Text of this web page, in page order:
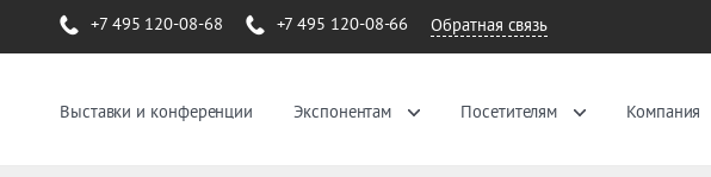
+7 495 120-08-68 +7 495 120-08-66 Обратная связь
Выставки и конференции Экспонентам Посетителям Компания